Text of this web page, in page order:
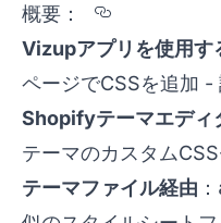
概要：
Section
Vizupアプリを使用す
ページでCSSを追加 -
Shopifyテーマエディ
テーマのカスタム
テーマファイル経由 ：